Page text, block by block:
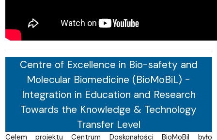
Centre of Excellence in Bio-safety and
Molecular Biomedicine (BioMoBiL) -
Integration in Education and Research
Towards the Knowledge & Technology
Transfer Level
Celem projektu Centrum Doskonałości BioMoBil było